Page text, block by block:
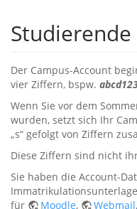
Studierende
Der Campus-Account
vier Ziffern, bspw.
Wenn Sie vor dem
wurden, setzt sich Ihr
„s“ gefolgt von Ziffern
Diese Ziffern sind nicht
Sie haben die Account-
für
Moodle, Webmail